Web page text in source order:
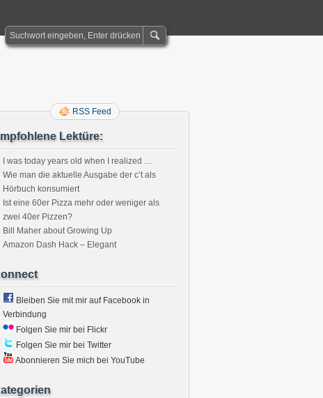
RSS Feed
Lektüre:
I was today years old when I realized …
Wie man die aktuelle Ausgabe der c’t als
Hörbuch konsumiert
Ist eine 60er Pizza mehr oder weniger als
zwei 40er Pizzen?
Bill Maher about Growing Up
Amazon Dash Hack – Elegant
Bleiben Sie mit mir auf Facebook in
Verbindung
Folgen Sie mir bei Flickr
Folgen Sie mir bei Twitter
Abonnieren Sie mich bei YouTube